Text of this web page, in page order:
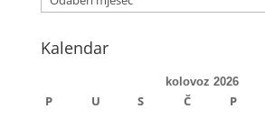
Kalendar
kolovoz 2026
P U S Č P